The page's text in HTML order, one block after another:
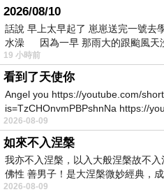
團深厚基礎上，持續透
協作，確保集團在追求
更高質量的獲利增長，
智慧、更具韌性的AI生態
2026/08/10
話說 早上太早起了 崽崽送完一號去
水澡 因為一早 那雨大的跟颱風天
19 小時前
看到了天使你
Angel you https://youtube.com/
is=TzCHOnvmPBPshnNa https://
2026-08-09
如來不入涅槃
我亦不入涅槃，以入大般涅槃故不
佛性 善男子！是大涅槃微妙經典，
2026-08-09